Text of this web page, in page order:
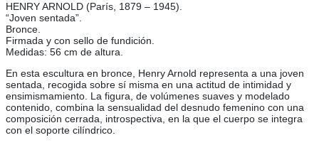
HENRY ARNOLD (París, 1879 – 1945).
“Joven sentada”.
Bronce.
Firmada y con sello de fundición.
Medidas: 56 cm de altura.
En esta escultura en bronce, Henry Arnold representa a una joven
sentada, recogida sobre sí misma en una actitud de intimidad y
ensimismamiento. La figura, de volúmenes suaves y modelado
contenido, combina la sensualidad del desnudo femenino con una
composición cerrada, introspectiva, en la que el cuerpo se integra
con el soporte cilíndrico.